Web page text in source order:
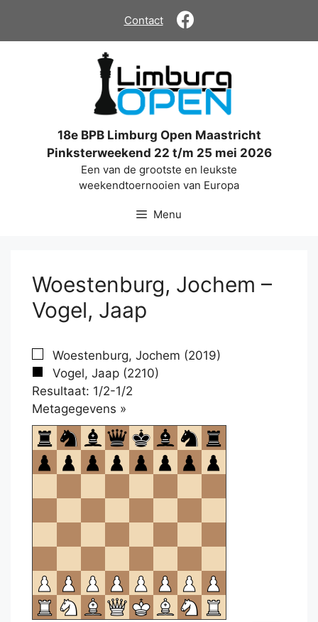
de
Contact
18e BPB Limburg Open Maastricht
Pinksterweekend 22 t/m 25 mei 2026
Een van de grootste en leukste
weekendtoernooien van Europa
Menu
Woestenburg, Jochem –
Vogel, Jaap
Woestenburg, Jochem (2019)
Vogel, Jaap (2210)
Resultaat: 1/2-1/2
Metagegevens »
om
te
openen.